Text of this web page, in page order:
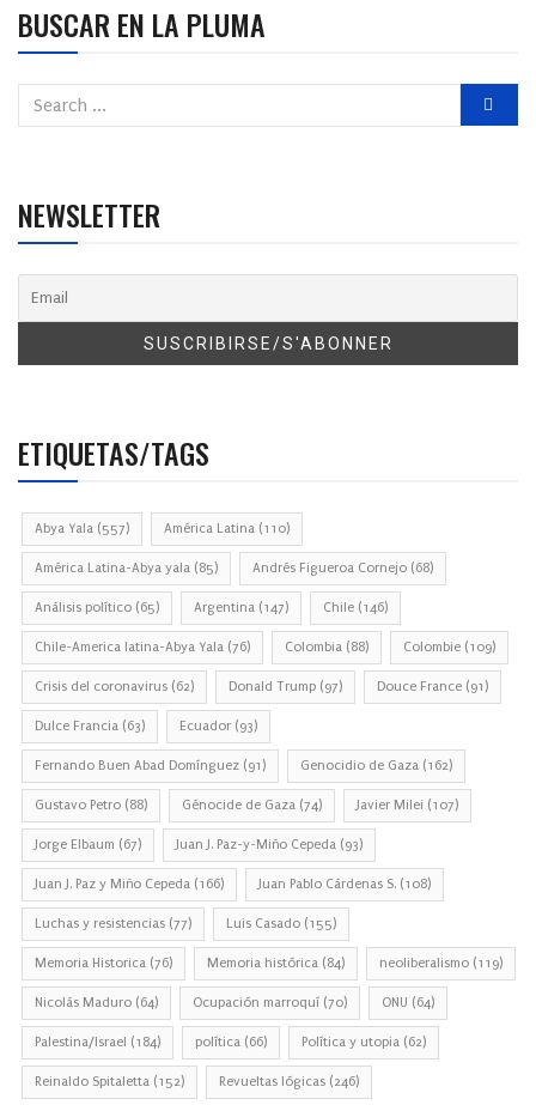
BUSCAR EN LA PLUMA
NEWSLETTER
ETIQUETAS/TAGS
Abya Yala (557) América Latina (110)
América Latina-Abya yala (85) Andrés Figueroa Cornejo (68)
Análisis político (65) Argentina (147) Chile (146)
Chile-America latina-Abya Yala (76) Colombia (88) Colombie (109)
Crisis del coronavirus (62) Donald Trump (97) Douce France (91)
Dulce Francia (63) Ecuador (93)
Fernando Buen Abad Domínguez (91) Genocidio de Gaza (162)
Gustavo Petro (88) Génocide de Gaza (74) Javier Milei (107)
Jorge Elbaum (67) Juan J. Paz-y-Miño Cepeda (93)
Juan J. Paz y Miño Cepeda (166) Juan Pablo Cárdenas S. (108)
Luchas y resistencias (77) Luis Casado (155)
Memoria Historica (76) Memoria histórica (84) neoliberalismo (119)
Nicolás Maduro (64) Ocupación marroquí (70) ONU (64)
Palestina/Israel (184) política (66) Política y utopia (62)
Reinaldo Spitaletta (152) Revueltas lógicas (246)